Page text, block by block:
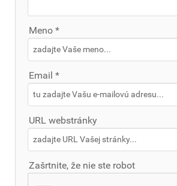
Meno *
Email *
URL webstránky
Zašrtnite, že nie ste robot